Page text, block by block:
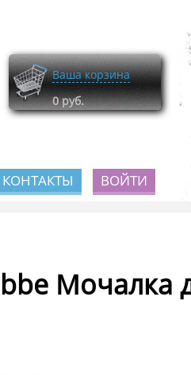
Ваша корзина
0 руб.
КОНТАКТЫ ВОЙТИ
Мочалка